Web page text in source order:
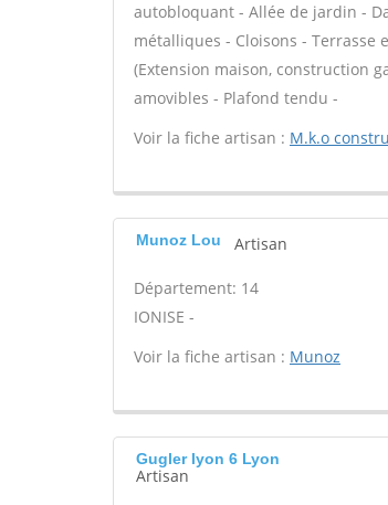
autobloquant - Allée de jardin -
métalliques - Cloisons - Terrasse
(Extension maison, construction
amovibles - Plafond tendu -
Voir la fiche artisan : M.k.o
Munoz Lou Artisan
Département: 14
IONISE -
Voir la fiche artisan : Munoz
Gugler lyon 6 Lyon
Artisan